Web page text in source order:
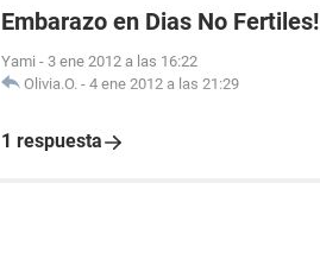
Embarazo en Dias No Fertiles!
Yami - 3 ene 2012 a las 16:22
Olivia.O. - 4 ene 2012 a las 21:29
1 respuesta